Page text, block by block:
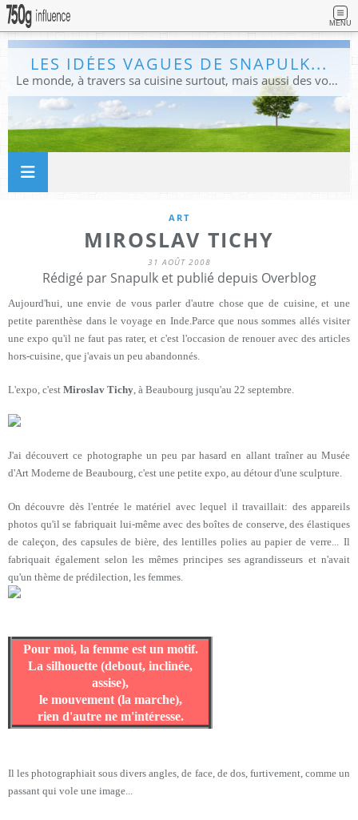
MENU
LES IDÉES VAGUES DE SNAPULK...
Le monde, à travers sa cuisine surtout, mais aussi des voyages, et des idées.
ART
MIROSLAV TICHY
31 AOÛT 2008
Rédigé par Snapulk et publié depuis Overblog
Aujourd'hui, une envie de vous parler d'autre chose que de cuisine, et une
petite parenthèse dans le voyage en Inde.Parce que nous sommes allés visiter
une expo qu'il ne faut pas rater, et c'est l'occasion de renouer avec des articles
hors-cuisine, que j'avais un peu abandonnés.
L'expo, c'est Miroslav Tichy , à Beaubourg jusqu'au 22 septembre.
J'ai découvert ce photographe un peu par hasard en allant traîner au Musée
d'Art Moderne de Beaubourg, c'est une petite expo, au détour d'une sculpture.
On découvre dès l'entrée le matériel avec lequel il travaillait: des appareils
photos qu'il se fabriquait lui-même avec des boîtes de conserve, des élastiques
de caleçon, des capsules de bière, des lentilles polies au papier de verre...
Il
fabriquait également selon les mêmes principes ses agrandisseurs et n'avait
qu'un thème de prédilection, les femmes.
Pour moi, la femme est un motif.
La silhouette (debout, inclinée,
assise),
le mouvement (la marche),
rien d'autre ne m'intéresse.
Il les photographiait sous divers angles, de face, de dos, furtivement, comme un
passant qui vole une image...